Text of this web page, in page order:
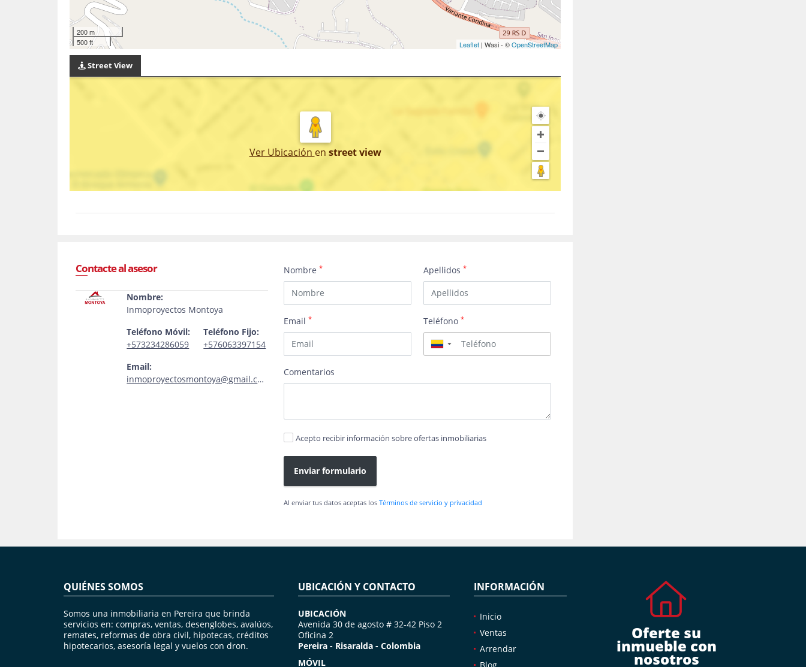
200 m
500 ft
Leaflet | Wasi - ©OpenStreetMap
Street View
Ver Ubicación en street view
Contacte al asesor
Nombre:
Inmoproyectos Montoya
Teléfono Móvil:
+573234286059
Teléfono Fijo:
+576063397154
Email:
inmoproyectosmontoya@gmail.com
Nombre* Apellidos*
Email* Teléfono*
▼
Comentarios
Acepto recibir información sobre ofertas inmobiliarias
Enviar formulario
Al enviar tus datos aceptas losTérminos de servicio y privacidad
QUIÉNES SOMOS
Somos una inmobiliaria en Pereira que brinda
servicios en: compras, ventas, desenglobes, avalúos,
remates, reformas de obra civil, hipotecas, créditos
hipotecarios, asesoría legal y vuelos con dron.
UBICACIÓN Y CONTACTO
UBICACIÓN
Avenida 30 de agosto # 32-42 Piso 2
Oficina 2
Pereira - Risaralda - Colombia
MÓVIL
INFORMACIÓN
Inicio
Ventas
Arrendar
Oferte su
inmueble con
nosotros